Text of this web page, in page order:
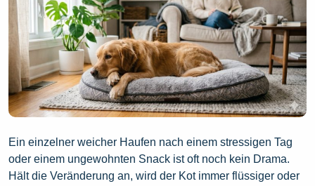
Ein einzelner weicher Haufen nach einem stressigen Tag
oder einem ungewohnten Snack ist oft noch kein Drama.
Hält die Veränderung an, wird der Kot immer flüssiger oder